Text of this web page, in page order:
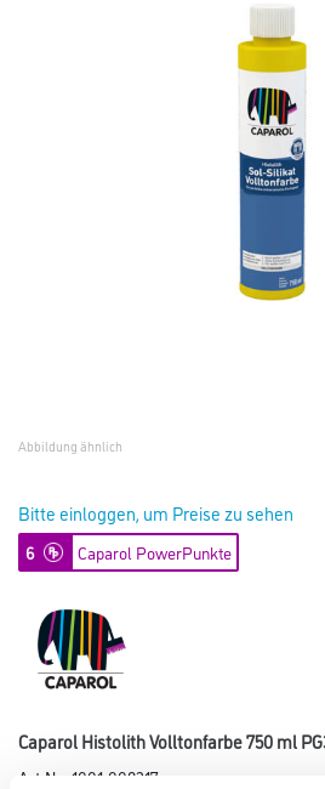
Abbildung ähnlich
Bitte einloggen, um Preise zu sehen
6 Caparol PowerPunkte
Caparol Histolith Volltonfarbe 750 ml
Art-Nr.: 1001-008217